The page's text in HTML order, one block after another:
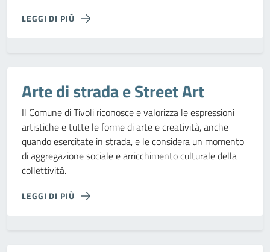
LEGGI DI PIÙ
Arte di strada e Street Art
Il Comune di Tivoli riconosce e valorizza le espressioni
artistiche e tutte le forme di arte e creatività, anche
quando esercitate in strada, e le considera un momento
di aggregazione sociale e arricchimento culturale della
collettività.
LEGGI DI PIÙ